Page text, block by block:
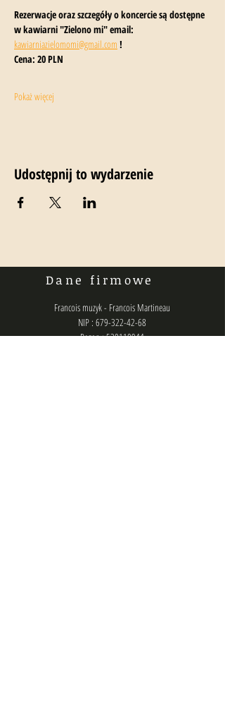
Rezerwacje oraz szczegóły o koncercie są dostępne
w kawiarni "Zielono mi" email:
kawiarniazielomomi@gmail.com !
Cena: 20 PLN
Pokaż więcej
Udostępnij to wydarzenie
Dane firmowe
Francois muzyk - Francois Martineau
NIP : 679-322-42-68
Regon : 520110944